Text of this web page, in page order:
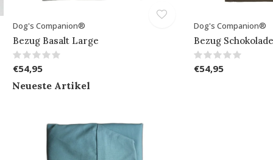
Dog's Companion®
Bezug Basalt Large
€54,95
Dog's Companion®
Bezug
€54,95
Neueste Artikel